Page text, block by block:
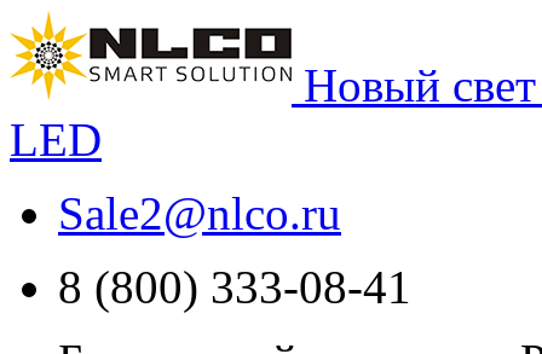
Новый
LED
Sale2@nlco.ru
8 (800) 333-08-41